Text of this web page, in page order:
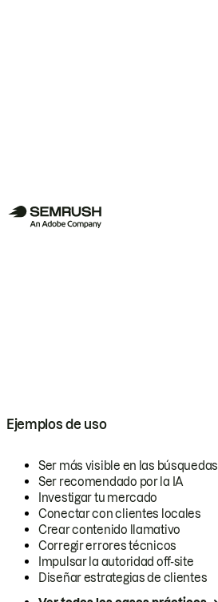
Ejemplos de uso
Ser más visible en las búsquedas
Ser recomendado por la IA
Investigar tu mercado
Conectar con clientes locales
Crear contenido llamativo
Corregir errores técnicos
Impulsar la autoridad off-site
Diseñar estrategias de clientes